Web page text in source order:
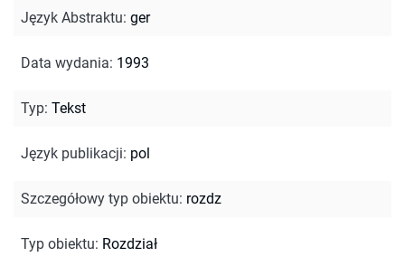
Język Abstraktu: ger
Data wydania: 1993
Typ: Tekst
Język publikacji: pol
Szczegółowy typ obiektu: rozdz
Typ obiektu: Rozdział